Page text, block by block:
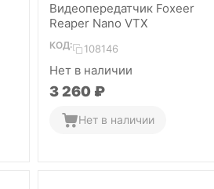
Видеопередатчик Foxeer
Reaper Nano VTX
КОД: 108146
Нет в наличии
3 260 ₽
Нет в наличии